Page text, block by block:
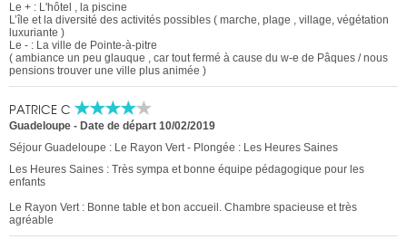
Le + : L'hôtel , la piscine
L’île et la diversité des activités possibles ( marche, plage , village, végétation
luxuriante )
Le - : La ville de Pointe-à-pitre
( ambiance un peu glauque , car tout fermé à cause du w-e de Pâques / nous
pensions trouver une ville plus animée )
PATRICE C
Guadeloupe - Date de départ 10/02/2019
Séjour Guadeloupe : Le Rayon Vert - Plongée : Les Heures Saines
Les Heures Saines : Très sympa et bonne équipe pédagogique pour les
enfants
Le Rayon Vert : Bonne table et bon accueil. Chambre spacieuse et très
agréable